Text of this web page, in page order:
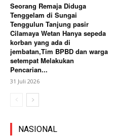
Seorang Remaja Diduga
Tenggelam di Sungai
Tenggulun Tanjung pasir
Cilamaya Wetan Hanya sepeda
korban yang ada di
jembatan,Tim BPBD dan warga
setempat Melakukan
Pencarian...
31 Juli 2026
NASIONAL